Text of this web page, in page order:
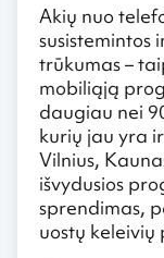
Akių nuo
susistemintos
trūkumas –
mobiliąją
daugiau nei
kurių jau yra
Vilnius,
išvydusios
sprendimas,
uostų keleivių